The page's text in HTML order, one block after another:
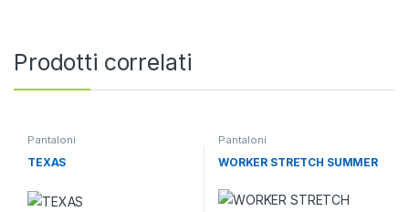
Prodotti correlati
Pantaloni
TEXAS
Pantaloni
WORKER STRETCH SUMMER